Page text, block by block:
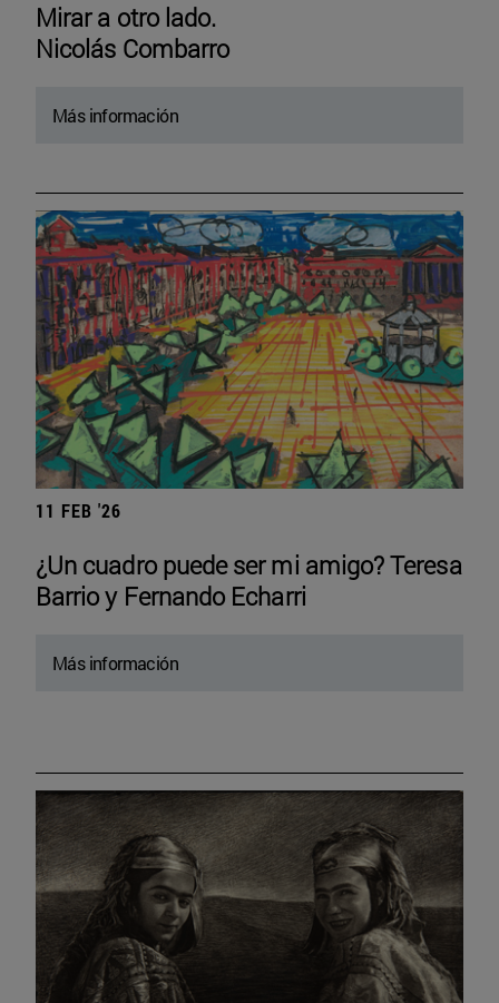
Mirar a otro lado.
Nicolás Combarro
Más información
11 FEB '26
¿Un cuadro puede ser mi amigo? Teresa
Barrio y Fernando Echarri
Más información